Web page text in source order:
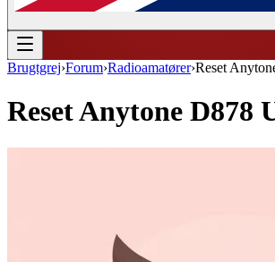
Brugtgrej›Forum›Radioamatører›Reset
Reset Anytone D878